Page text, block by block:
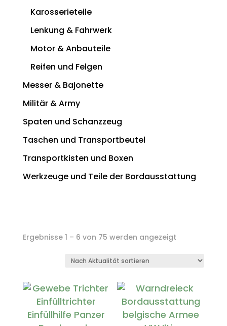
Karosserieteile
Lenkung & Fahrwerk
Motor & Anbauteile
Reifen und Felgen
Messer & Bajonette
Militär & Army
Spaten und Schanzzeug
Taschen und Transportbeutel
Transportkisten und Boxen
Werkzeuge und Teile der Bordausstattung
Ergebnisse 1 – 6 von 75 werden angezeigtNach